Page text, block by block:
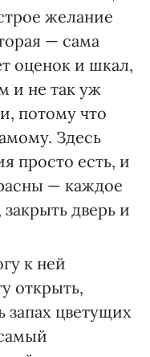
желание
— сама
оценок и шкал,
и не так уж
потому что
Здесь
просто есть, и
— каждое
дверь и
к ней
открыть,
запах цветущих